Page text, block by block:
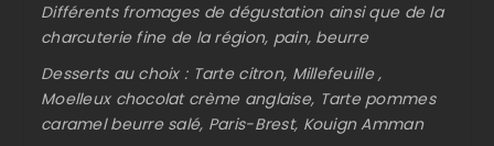
Différents fromages de dégustation ainsi que de la
charcuterie fine de la région, pain, beurre
Desserts au choix : Tarte citron, Millefeuille ,
Moelleux chocolat crème anglaise, Tarte pommes
caramel beurre salé, Paris-Brest, Kouign Amman